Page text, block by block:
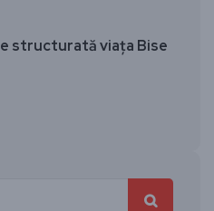
structurată viața Bise